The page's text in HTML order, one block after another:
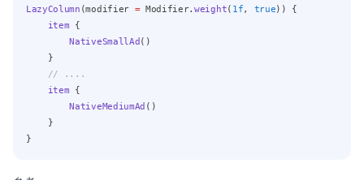
LazyColumn (modifier = Modifier.weight( 1f, true)) {
item {
NativeSmallAd ()
    }
// ....
item {
NativeMediumAd ()
    }
}